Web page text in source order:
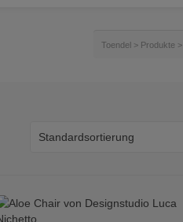
Toendel > Produkte >